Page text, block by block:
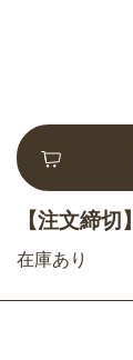
【注文締切】
在庫あり